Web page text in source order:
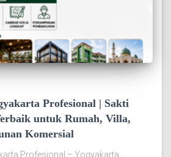
Profesional | Sakti
untuk Rumah, Villa,
Komersial
Profesional – Yogyakarta